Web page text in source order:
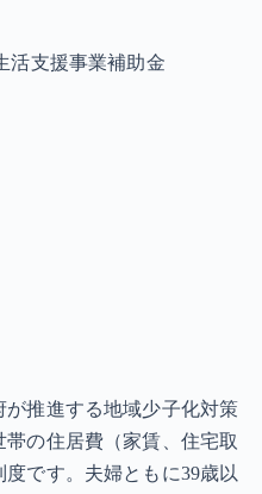
活支援事業補助金
推進する地域少子化対策
の住居費（家賃、住宅取
です。夫婦ともに39歳以